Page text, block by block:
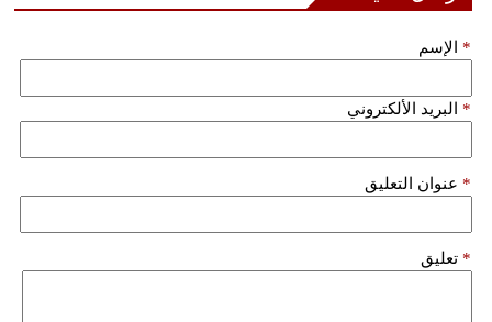
الإسم *
البريد الألكتروني *
عنوان التعليق *
تعليق *